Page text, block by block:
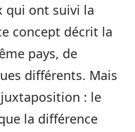
qui ont suivi la
concept décrit la
pays, de
différents. Mais
juxtaposition : le
la différence